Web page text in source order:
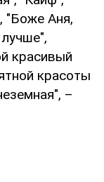
"Боже Аня,
красивый
красоты
–